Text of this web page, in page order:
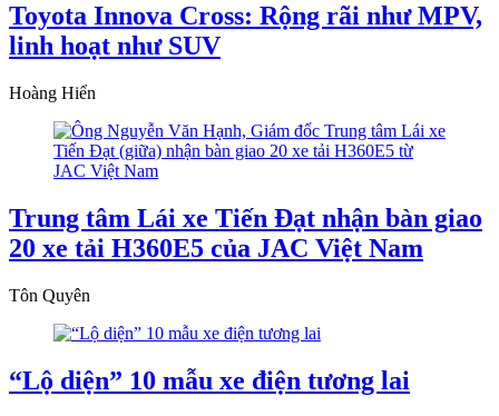
Toyota Innova Cross: Rộng rãi như MPV,
linh hoạt như SUV
Hoàng Hiển
Trung tâm Lái xe Tiến Đạt nhận bàn giao
20 xe tải H360E5 của JAC Việt Nam
Tôn Quyên
“Lộ diện” 10 mẫu xe điện tương lai